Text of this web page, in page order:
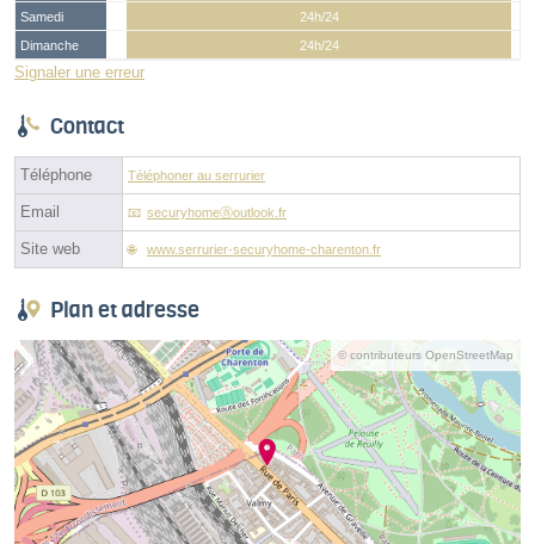
Samedi
24h/24
Dimanche
24h/24
Signaler une erreur
Contact
Téléphone Téléphoner au serrurier
Email securyhomeⓐoutlook.fr
Site web www.serrurier-securyhome-charenton.fr
Plan et adresse
© contributeurs OpenStreetMap